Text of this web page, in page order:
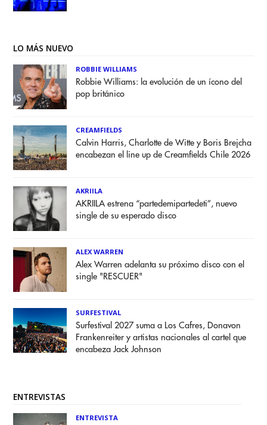
LO MÁS NUEVO
ROBBIE WILLIAMS
Robbie Williams: la evolución de un ícono del
pop británico
CREAMFIELDS
Calvin Harris, Charlotte de Witte y Boris Brejcha
encabezan el line up de Creamfields Chile 2026
AKRIILA
AKRIILA estrena “partedemipartedeti”, nuevo
single de su esperado disco
ALEX WARREN
Alex Warren adelanta su próximo disco con el
single "RESCUER"
SURFESTIVAL
Surfestival 2027 suma a Los Cafres, Donavon
Frankenreiter y artistas nacionales al cartel que
encabeza Jack Johnson
ENTREVISTAS
ENTREVISTA